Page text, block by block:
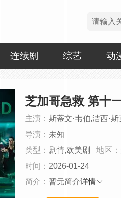
连续剧 综艺 动
芝加哥急救 第十
主演： 斯蒂文·韦伯,洁西·
导演： 未知
类型： 剧情,欧美剧 地区：
时间： 2026-01-24
简介： 暂无简介详情